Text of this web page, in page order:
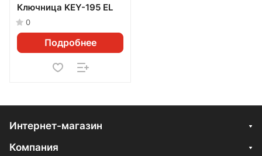
Ключница KEY-195 EL
0
Подробнее
Интернет-магазин
Компания